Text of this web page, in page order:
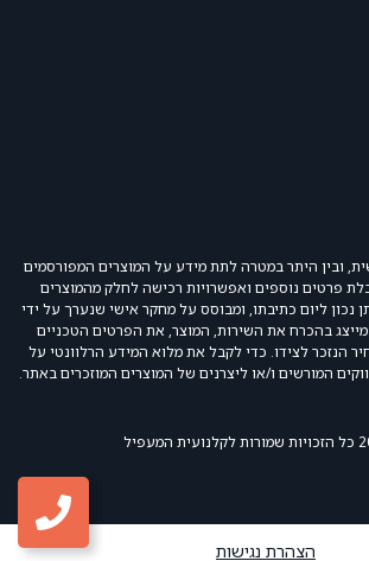
ובין היתר במטרה לתת מידע על המוצרים המפורסמים
פרטים נוספים ואפשרויות רכישה לחלק מהמוצרים
נכון ליום כתיבתו, ומבוסס על מחקר אישי שנערך על ידי
בהכרח את השירות, המוצר, את הפרטים הטכניים
הנזכר לצידו. כדי לקבל את מלוא המידע הרלוונטי על
המורשים ו/או ליצרנים של המוצרים המוזכרים באתר.
הצהרת נגישות